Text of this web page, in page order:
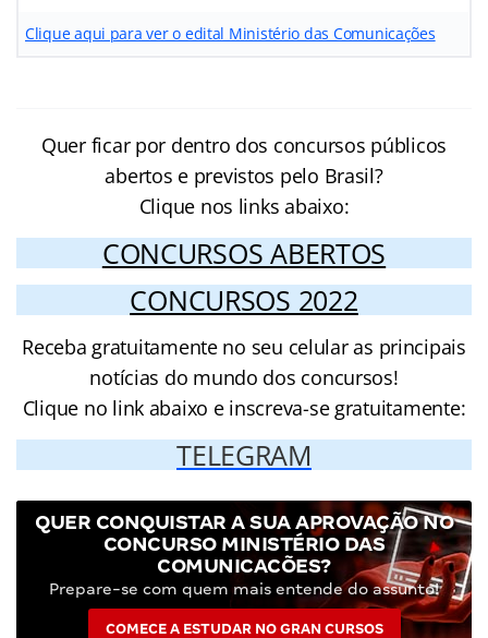
Clique aqui para ver o edital Ministério das Comunicações
Quer ficar por dentro dos concursos públicos
abertos e previstos pelo Brasil?
Clique nos links abaixo:
CONCURSOS ABERTOS
CONCURSOS 2022
Receba gratuitamente no seu celular as principais
notícias do mundo dos concursos!
Clique no link abaixo e inscreva-se gratuitamente:
TELEGRAM
QUER CONQUISTAR A SUA APROVAÇÃO NO
CONCURSO MINISTÉRIO DAS
COMUNICAÇÕES?
Prepare-se com quem mais entende do assunto!
COMECE A ESTUDAR NO GRAN CURSOS